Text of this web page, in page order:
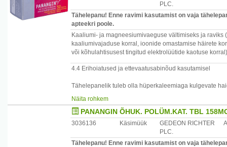
PLC.
Tähelepanu! Enne ravimi kasutamist on vaja
apteekri poole.
Kaaliumi- ja magneesiumivaeguse vältimiseks ja raviks
kaaliumivajaduse korral, ioonide omastamise häirete
või kõhulahtisusest tingitud elektrolüütide kaotuse
4.4 Erihoiatused ja ettevaatusabinõud kasutamisel
Tähelepanelik tuleb olla hüperkaleemiaga kulgevate
Näita rohkem
PANANGIN ÕHUK. POLÜM.KAT. TBL
3036136 Käsimüük
GEDEON RICHTER
PLC.
Tähelepanu! Enne ravimi kasutamist on vaja